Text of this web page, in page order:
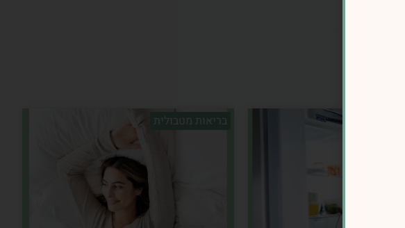
בריאות מטבולית